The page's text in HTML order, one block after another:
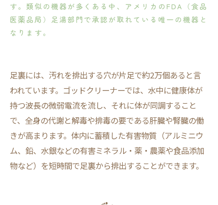
す。類似の機器が多くある中、アメリカのFDA（食品
医薬品局）足湯部門で承認が取れている唯一の機器と
なります。
足裏には、汚れを排出する穴が片足で約2万個あると言
われています。ゴッドクリーナーでは、水中に健康体が
持つ波長の微弱電流を流し、それに体が同調すること
で、全身の代謝と解毒や排毒の要である肝臓や腎臓の働
きが高まります。体内に蓄積した有害物質（アルミニウ
ム、鉛、水銀などの有害ミネラル・薬・農薬や食品添加
物など）を短時間で足裏から排出することができます。